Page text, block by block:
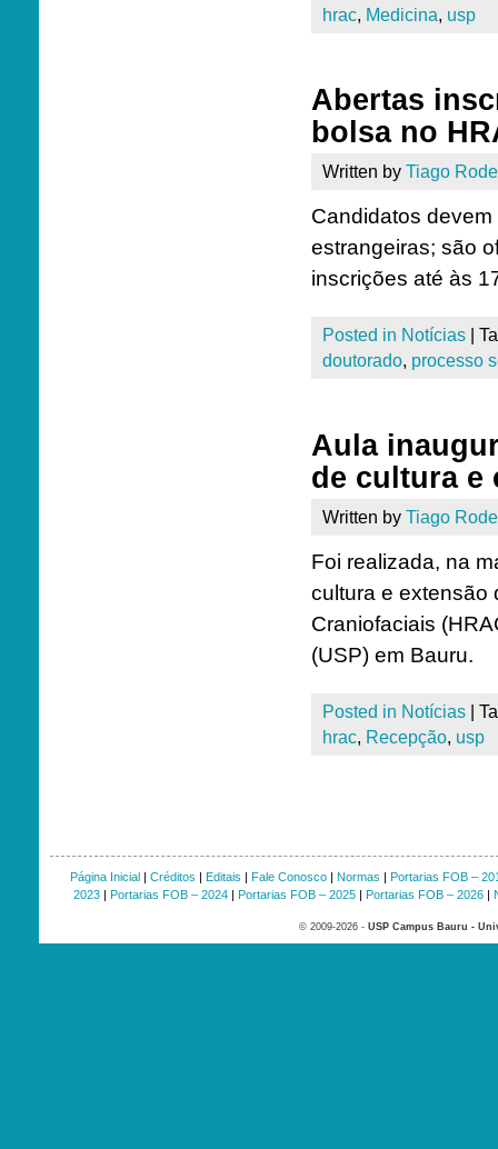
hrac, Medicina, usp
Abertas
bolsa no
Written by Tiago
Candidatos
estrangeiras; são
inscrições até às
Posted in Notícias
doutorado, processo
Aula
de cultura e
Written by Tiago
Foi realizada, na
cultura e extensão
Craniofaciais
(USP) em Bauru.
Posted in Notícias
hrac, Recepção, usp
Página Inicial| Créditos | Editais | Fale Conosco| Normas | Portarias FOB –
2023| Portarias FOB – 2024| Portarias FOB – 2025| Portarias FOB – 2026|
© 2009-2026 - USP Campus Bauru -